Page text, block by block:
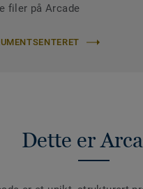
filer på Arcade
Dette er